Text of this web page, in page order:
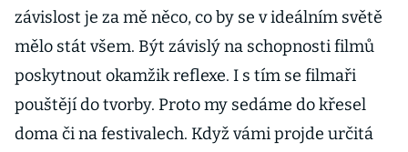
závislost je za mě něco, co by se v ideálním světě
mělo stát všem. Být závislý na schopnosti filmů
poskytnout okamžik reflexe. I s tím se filmaři
pouštějí do tvorby. Proto my sedáme do křesel
doma či na festivalech. Když vámi projde určitá